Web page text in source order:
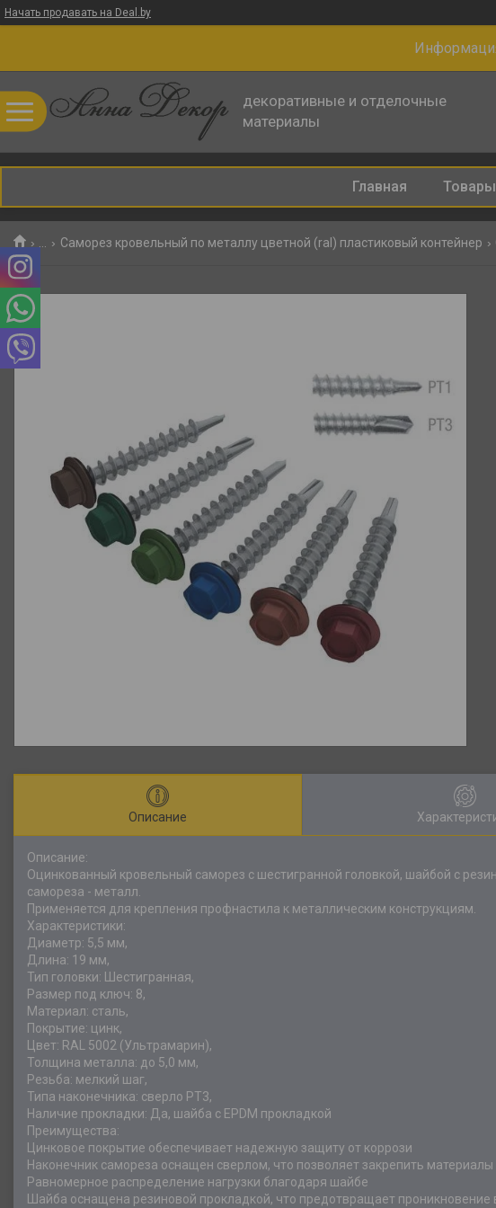
Начать продавать на Deal.by
декоративные и отделочные
материалы
Главная Товары
Саморез кровельный по металлу цветной (ral) пластиковый контейнер
Описание
Описание:
Оцинкованный кровельный саморез с шестигранной головкой, шайбой c
самореза - металл.
Применяется для крепления профнастила к металлическим конструкциям.
Характеристики:
Диаметр: 5,5 мм,
Длина: 19 мм,
Тип головки: Шестигранная,
Размер под ключ: 8,
Материал: сталь,
Покрытие: цинк,
Цвет: RAL 5002 (Ультрамарин),
Толщина металла: до 5,0 мм,
Резьба: мелкий шаг,
Типа наконечника: сверло РТ3,
Наличие прокладки: Да, шайба с EPDM прокладкой
Преимущества:
Цинковое покрытие обеспечивает надежную защиту от коррози
Наконечник самореза оснащен сверлом, что позволяет закрепить
Равномерное распределение нагрузки благодаря шайбе
Шайба оснащена резиновой прокладкой, что предотвращает